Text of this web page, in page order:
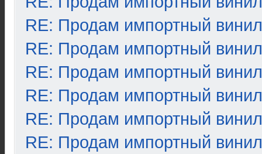
RE: Продам импортный винил
RE: Продам импортный винил
RE: Продам импортный винил
RE: Продам импортный винил
RE: Продам импортный винил
RE: Продам импортный винил